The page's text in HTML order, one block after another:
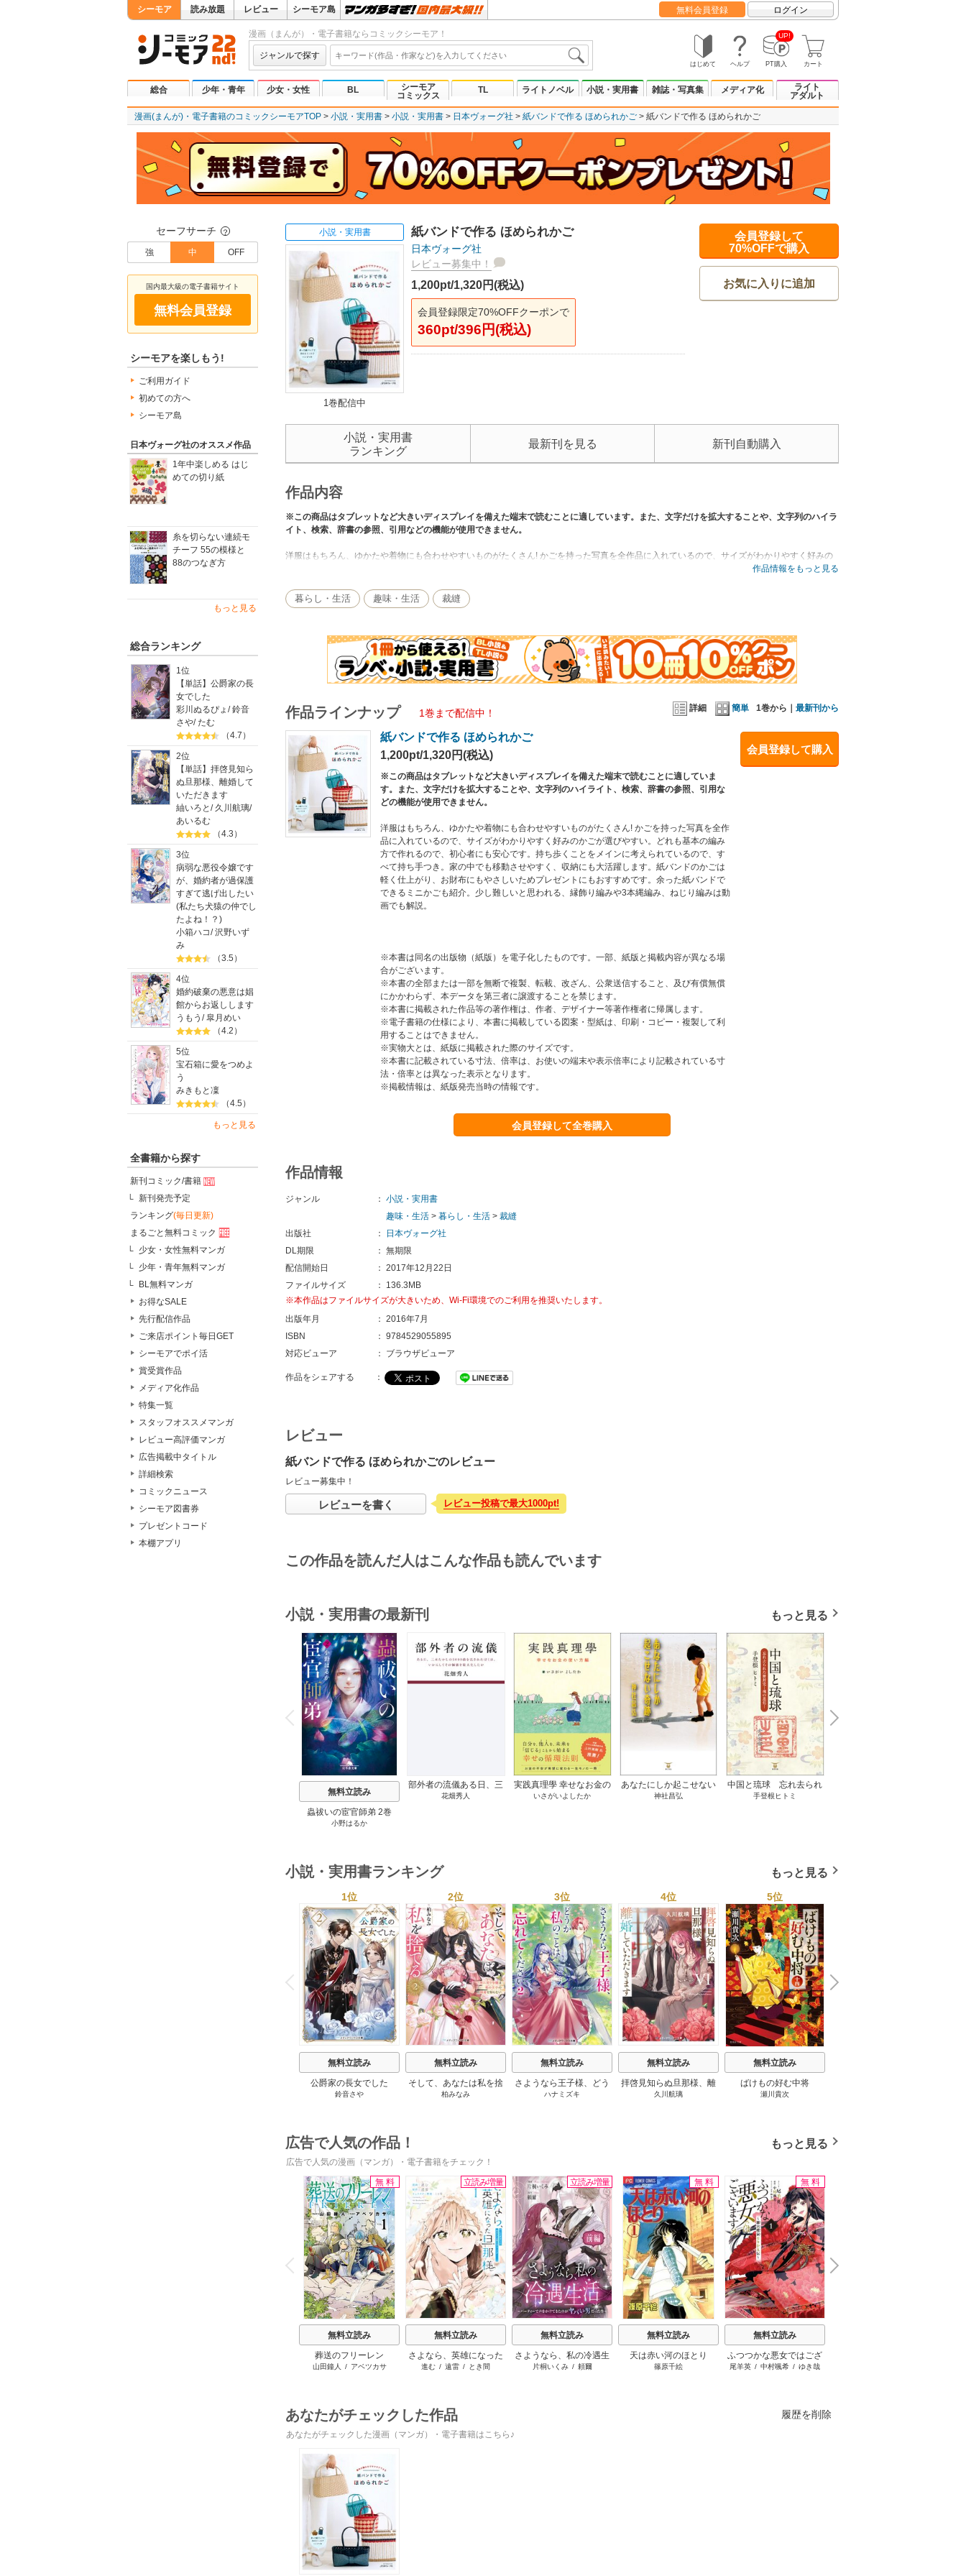
シーモア 読み放題 レビュー シーモア島 無料会員登録 ログイン
漫画（まんが）・電子書籍ならコミックシーモア！
ジャンルで探す
はじめて ヘルプ
UP!
PT購入 カート
総合 少年・青年 少女・女性 BL
シーモア
コミックス
TL ライトノベル 小説・実用書 雑誌・写真集 メディア化
ライト
アダルト
漫画(まんが)・電子書籍のコミックシーモアTOP 小説・実用書 小説・実用書 日本ヴォーグ社 紙バンドで作る ほめられかご 紙バンドで作る ほめられかご
セーフサーチ ？
強 中 OFF
国内最大級の電子書籍サイト
無料会員登録
シーモアを楽しもう!
ご利用ガイド
初めての方へ
シーモア島
日本ヴォーグ社のオススメ作品
1年中楽しめる はじ
めての切り紙
糸を切らない連続モ
チーフ 55の模様と
88のつなぎ方
もっと見る
総合ランキング
1位
【単話】公爵家の長
女でした
彩川ぬるぴょ /鈴音
さや/たむ
（4.7）
2位
【単話】拝啓見知ら
ぬ旦那様、離婚して
いただきます
紬いろと / 久川航璃/
あいるむ
（4.3）
3位
病弱な悪役令嬢です
が、婚約者が過保護
すぎて逃げ出したい
(私たち犬猿の仲でし
たよね！？)
小箱ハコ/沢野いず
み
（3.5）
4位
婚約破棄の悪意は娼
館からお返しします
うもう /皐月めい
（4.2）
5位
宝石箱に愛をつめよ
う
みきもと凜
（4.5）
もっと見る
全書籍から探す
新刊コミック/書籍
新刊発売予定
ランキング(毎日更新)
まるごと無料コミック
少女・女性無料マンガ
少年・青年無料マンガ
BL無料マンガ
お得なSALE
先行配信作品
ご来店ポイント毎日GET
シーモアでポイ活
賞受賞作品
メディア化作品
特集一覧
スタッフオススメマンガ
レビュー高評価マンガ
広告掲載中タイトル
詳細検索
コミックニュース
シーモア図書券
プレゼントコード
本棚アプリ
小説・実用書
1巻配信中
紙バンドで作る ほめられかご
日本ヴォーグ社
レビュー募集中！
1,200pt/1,320円(税込)
会員登録限定70%OFFクーポンで
360pt/396円(税込)
会員登録して
70%OFFで購入
お気に入りに追加
小説・実用書
ランキング
最新刊を見る 新刊自動購入
作品内容
※この商品はタブレットなど大きいディスプレイを備えた端末で読むことに適しています。また、文字だけを拡大することや、文字列のハイラ
イト、検索、辞書の参照、引用などの機能が使用できません。
洋服はもちろん、ゆかたや着物にも合わせやすいものがたくさん! かごを持った写真を全作品に入れているので、サイズがわかりやすく好みの
かごが選びやすい。どれも基本の編み方で作れるので、初心者にも安心です。持ち歩くことをメインに考えられているので、すべて持ち手つ
す。余った紙バンドでできるミニかごも紹介。少し難しいと思われる、縁飾り編みや3本縄編み、ねじり編みは動画でも解説。
※本書は同名の出版物（紙版）を電子化したものです。一部、紙版と掲載内容が異なる場合がございます。
※本書の全部または一部を無断で複製、転載、改ざん、公衆送信すること、及び有償無償にかかわらず、本データを第三者に譲渡することを禁
※本書に掲載された作品等の著作権は、作者、デザイナー等著作権者に帰属します。
※実物大とは、紙版に掲載された際のサイズです。
※掲載情報は、紙版発売当時の情報です。
作品情報をもっと見る
暮らし・生活 趣味・生活 裁縫
詳細 簡単 1巻から｜ 最新刊から
作品ラインナップ 1巻まで配信中！
会員登録して購入
紙バンドで作る ほめられかご
1,200pt/1,320円(税込)
※この商品はタブレットなど大きいディスプレイを備えた端末で読むことに適していま
す。また、文字だけを拡大することや、文字列のハイライト、検索、辞書の参照、引用な
どの機能が使用できません。
洋服はもちろん、ゆかたや着物にも合わせやすいものがたくさん! かごを持った写真を全作
品に入れているので、サイズがわかりやすく好みのかごが選びやすい。どれも基本の編み
方で作れるので、初心者にも安心です。持ち歩くことをメインに考えられているので、す
べて持ち手つき。家の中でも移動させやすく、収納にも大活躍します。紙バンドのかごは
軽く仕上がり、お財布にもやさしいためプレゼントにもおすすめです。余った紙バンドで
できるミニかごも紹介。少し難しいと思われる、縁飾り編みや3本縄編み、ねじり編みは動
画でも解説。
※本書は同名の出版物（紙版）を電子化したものです。一部、紙版と掲載内容が異なる場
合がございます。
※本書の全部または一部を無断で複製、転載、改ざん、公衆送信すること、及び有償無償
にかかわらず、本データを第三者に譲渡することを禁じます。
※本書に掲載された作品等の著作権は、作者、デザイナー等著作権者に帰属します。
※電子書籍の仕様により、本書に掲載している図案・型紙は、印刷・コピー・複製して利
用することはできません。
※実物大とは、紙版に掲載された際のサイズです。
※本書に記載されている寸法、倍率は、お使いの端末や表示倍率により記載されている寸
法・倍率とは異なった表示となります。
※掲載情報は、紙版発売当時の情報です。
会員登録して全巻購入
作品情報
ジャンル ： 小説・実用書
趣味・生活 > 暮らし・生活 > 裁縫
出版社
：
日本ヴォーグ社
DL期限
： 無期限
配信開始日
： 2017年12月22日
ファイルサイズ
：
136.3MB
※本作品はファイルサイズが大きいため、Wi-Fi環境でのご利用を推奨いたします。
出版年月
： 2016年7月
ISBN
： 9784529055895
対応ビューア
： ブラウザビューア
作品をシェアする ：
レビュー
紙バンドで作る ほめられかごのレビュー
レビュー募集中！
レビューを書く レビュー投稿で最大1000pt!
この作品を読んだ人はこんな作品も読んでいます
小説・実用書の最新刊 もっと見る
P
r
e
v
i
o
u
s
無料立読み
蟲祓いの宦官師弟 2巻
小野はるか
部外者の流儀ある日、三
木たかしの5000曲を託さ
花畑秀人
実践真理學 幸せなお金の
使い方編 1巻
いさがいよしたか
あなたにしか起こせない
奇跡 1巻
神社昌弘
中国と琉球 忘れ去られ
た冊封史―魂の進化― 1
手登根ヒトミ
N
e
x
t
小説・実用書ランキング もっと見る
P
r
e
v
i
o
u
s
1位
無料立読み
公爵家の長女でした
鈴音さや
2位
無料立読み
そして、あなたは私を捨
てる
柏みなみ
3位
無料立読み
さようなら王子様、どう
か私のことは忘れてくだ
ハナミズキ
4位
無料立読み
拝啓見知らぬ旦那様、離
婚していただきます
久川航璃
5位
無料立読み
ばけもの好む中将
瀬川貴次
N
e
x
t
広告で人気の作品！ もっと見る
広告で人気の漫画（マンガ）・電子書籍をチェック！
P
r
e
v
i
o
u
s
無料
無料立読み
葬送のフリーレン
山田鐘人 / アベツカサ
立読み増量
無料立読み
さよなら、英雄になった
旦那様 ～ただ祈るだけ
進む / 遠雷 / とき間
立読み増量
無料立読み
さようなら、私の冷遇生
活 ～パーティーで声をか
片桐いくみ/ 頼爾
無料
無料立読み
天は赤い河のほとり
篠原千絵
無料
無料立読み
ふつつかな悪女ではござ
いますが ～雛宮蝶鼠とり
尾羊英 / 中村颯希 / ゆき哉
N
e
x
t
あなたがチェックした作品 履歴を削除
あなたがチェックした漫画（マンガ）・電子書籍はこちら♪